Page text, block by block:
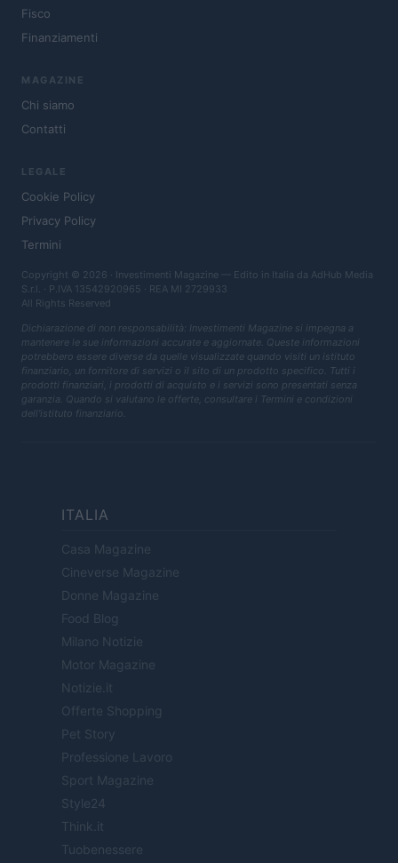
Fisco
Finanziamenti
MAGAZINE
Chi siamo
Contatti
LEGALE
Cookie Policy
Privacy Policy
Termini
Copyright © 2026 · Investimenti Magazine — Edito in Italia da AdHub Media
S.r.l. · P.IVA 13542920965 · REA MI 2729933
All Rights Reserved
Dichiarazione di non responsabilità: Investimenti Magazine si impegna a
mantenere le sue informazioni accurate e aggiornate. Queste informazioni
potrebbero essere diverse da quelle visualizzate quando visiti un istituto
finanziario, un fornitore di servizi o il sito di un prodotto specifico. Tutti i
prodotti finanziari, i prodotti di acquisto e i servizi sono presentati senza
garanzia. Quando si valutano le offerte, consultare i Termini e condizioni
dell'istituto finanziario.
ITALIA
Casa Magazine
Cineverse Magazine
Donne Magazine
Food Blog
Milano Notizie
Motor Magazine
Notizie.it
Offerte Shopping
Pet Story
Professione Lavoro
Sport Magazine
Style24
Think.it
Tuobenessere